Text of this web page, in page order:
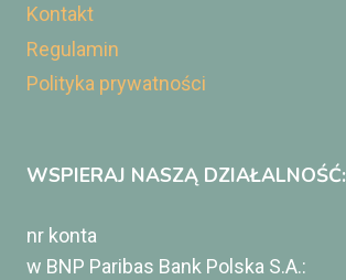
Kontakt
Regulamin
Polityka prywatności
WSPIERAJ NASZĄ DZIAŁALNOŚĆ:
nr konta
w BNP Paribas Bank Polska S.A.: